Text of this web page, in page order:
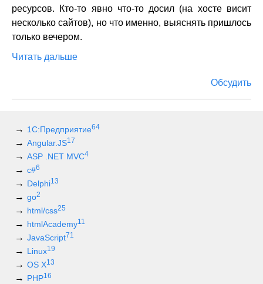
ресурсов. Кто-то явно что-то досил (на хосте висит
несколько сайтов), но что именно, выяснять пришлось
только вечером.
Читать дальше
Обсудить
1С:Предприятие64
Angular.JS17
ASP .NET MVC4
c#6
Delphi13
go2
html/css25
htmlAcademy11
JavaScript71
Linux19
OS X13
PHP16